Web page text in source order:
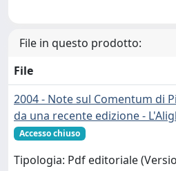
File in questo prodotto:
File
2004 - Note sul Comentum di
da una recente edizione -
Accesso chiuso
Tipologia: Pdf editoriale